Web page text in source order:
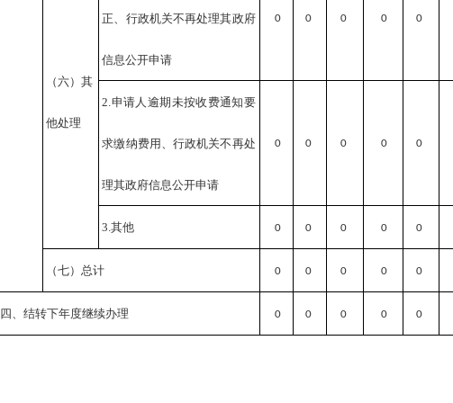
（六）其
他处理
正、行政机关不再处理其政府
信息公开申请
0 0 0 0 0
2.申请人逾期未按收费通知要
求缴纳费用、行政机关不再处
理其政府信息公开申请
0 0 0 0 0
3.其他 0 0 0 0 0
（七）总计 0 0 0 0 0
四、结转下年度继续办理 0 0 0 0 0